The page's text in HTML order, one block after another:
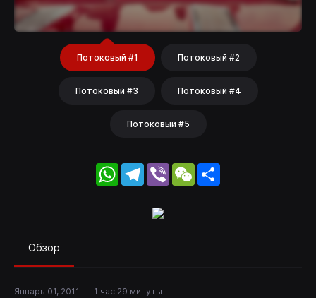
Потоковый #1 Потоковый #2
Потоковый #3 Потоковый #4
Потоковый #5
WhatsApp
Telegram
Viber WeChat
Обзор
Январь 01, 2011 1 час 29 минуты